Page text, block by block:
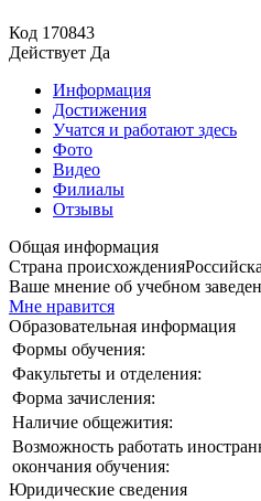
Код 170843
Действует Да
Информация
Достижения
Учатся и работают здесь
Фото
Видео
Филиалы
Отзывы
Общая информация
Страна происхождения
Ваше мнение об учебном
Мне нравится
Образовательная информация
Формы обучения:
Факультеты и отделения:
Форма зачисления:
Наличие общежития:
Возможность работать
окончания обучения:
Юридические сведения